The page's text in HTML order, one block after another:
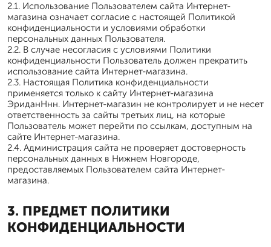
2.1. Использование Пользователем сайта Интернет-
магазина означает согласие с настоящей Политикой
конфиденциальности и условиями обработки
персональных данных Пользователя.
2.2. В случае несогласия с условиями Политики
конфиденциальности Пользователь должен прекратить
использование сайта Интернет-магазина.
2.3. Настоящая Политика конфиденциальности
применяется только к сайту Интернет-магазина
ЭриданНнн. Интернет-магазин не контролирует и не несет
ответственность за сайты третьих лиц, на которые
Пользователь может перейти по ссылкам, доступным на
сайте Интернет-магазина.
2.4. Администрация сайта не проверяет достоверность
персональных данных в Нижнем Новгороде,
предоставляемых Пользователем сайта Интернет-
магазина.
3. ПРЕДМЕТ ПОЛИТИКИ
КОНФИДЕНЦИАЛЬНОСТИ